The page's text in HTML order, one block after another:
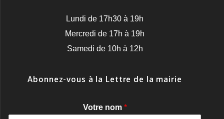
Lundi de 17h30 à 19h
Mercredi de 17h à 19h
Samedi de 10h à 12h
Abonnez-vous à la Lettre de la mairie
Votre nom *